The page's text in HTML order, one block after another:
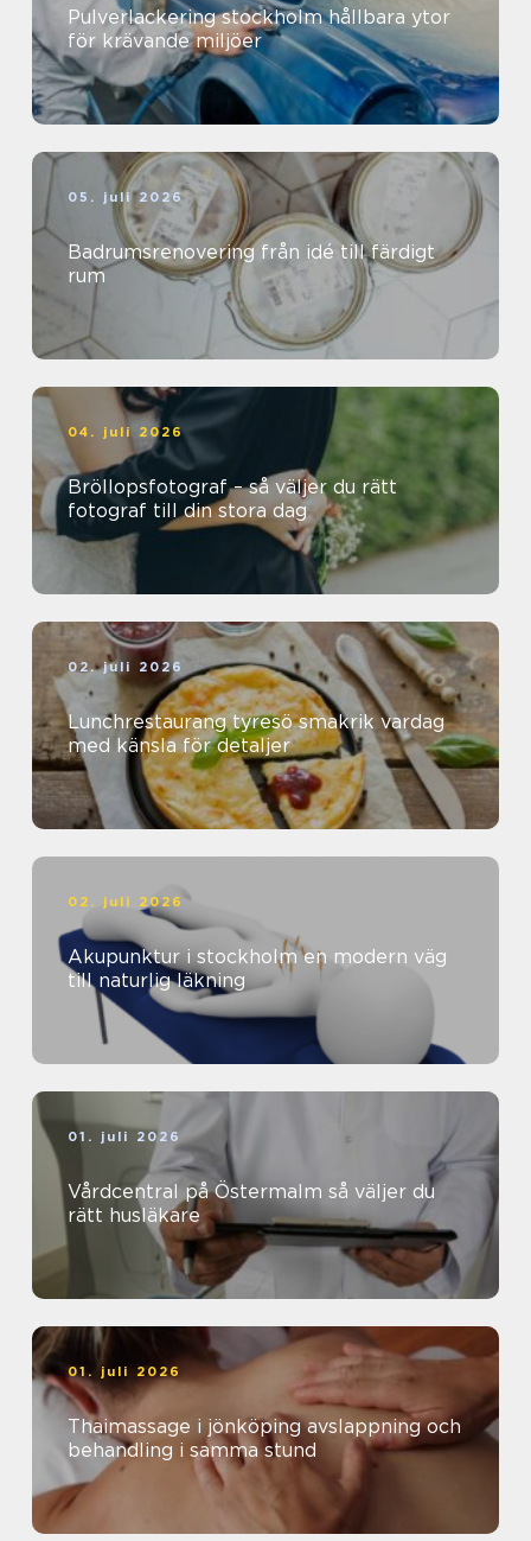
Pulverlackering stockholm hållbara ytor
för krävande miljöer
05. juli 2026
Badrumsrenovering från idé till färdigt
rum
04. juli 2026
Bröllopsfotograf – så väljer du rätt
fotograf till din stora dag
02. juli 2026
Lunchrestaurang tyresö smakrik vardag
med känsla för detaljer
02. juli 2026
Akupunktur i stockholm en modern väg
till naturlig läkning
01. juli 2026
Vårdcentral på Östermalm så väljer du
rätt husläkare
01. juli 2026
Thaimassage i jönköping avslappning och
behandling i samma stund